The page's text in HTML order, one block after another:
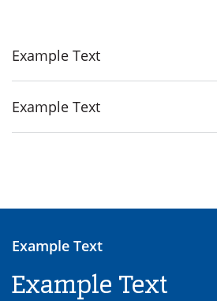
Example Text
Example Text
Example Text
Example Text